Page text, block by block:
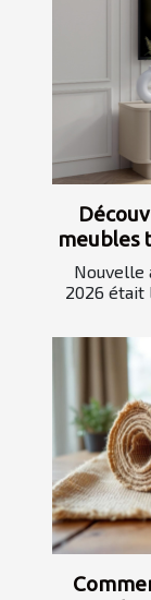
meubles
Nouvelle
2026 était